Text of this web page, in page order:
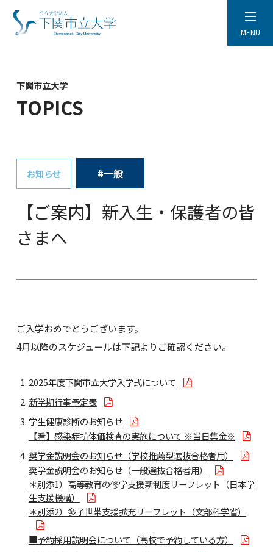
MENU
下関市立大学
TOPICS
お知らせ #一般
【ご案内】新入生・保護者の皆
さまへ
ご入学おめでとうございます。
4月以降のスケジュールは下記よりご確認ください。
2025年度下関市立大学入学式について
新学期行事予定表
学生健康診断のお知らせ
【看】感染症抗体価検査の実施について ※当日集金※
奨学金説明会のお知らせ（学校推薦型選抜合格者用）
奨学金説明会のお知らせ（一般選抜合格者用）
＊別添1）高等教育の修学支援新制度リーフレット（日本学
生支援機構）
＊別添2）多子世帯支援拡充リーフレット（文部科学省）
■予約採用説明会について（高校で予約している方）